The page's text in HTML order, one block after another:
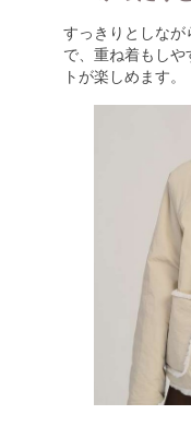
すっきりとしなが
で、重ね着もし
トが楽しめます。